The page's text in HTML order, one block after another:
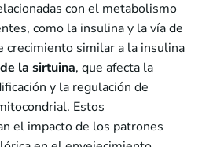
con el metabolismo
como la insulina y la vía de
crecimiento similar a la insulina
la sirtuina, que afecta la
y la regulación de
Estos
el impacto de los patrones